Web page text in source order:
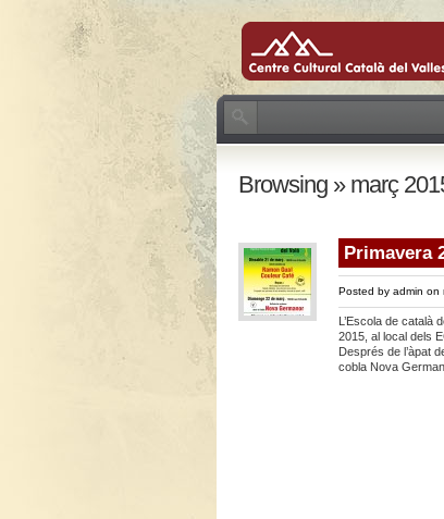
Browsing » març
Primavera
Posted by admin on
L’Escola de català
2015, al local dels
Després de l’àpat
cobla Nova